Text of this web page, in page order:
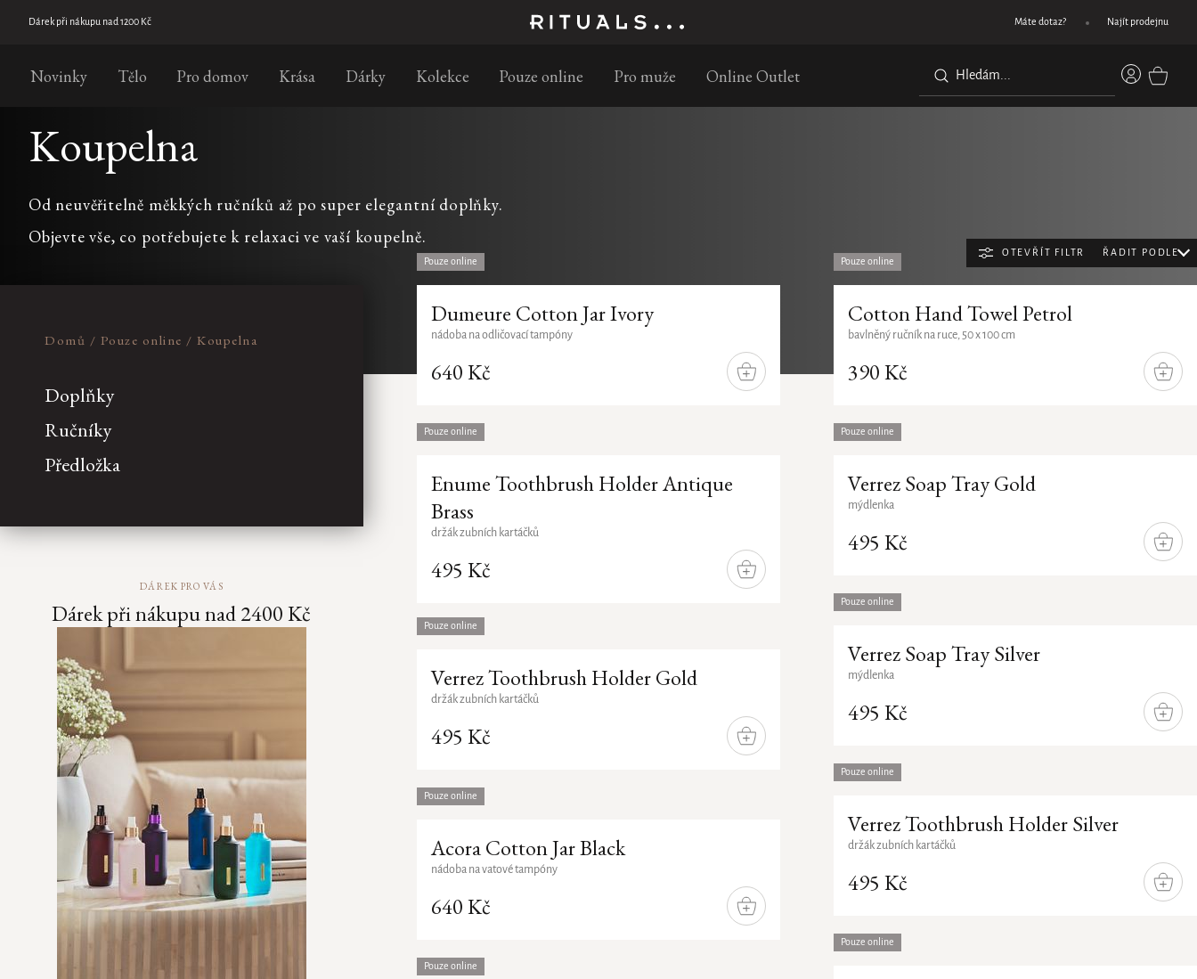
CENA
Kč
Na
skladě
Pouze
Dárek při nákupu nad 1200 Kč Doprava zdarma již od 699 Kč Objednejte do 11:30 a doručíme následující
Máte dotaz? Najít prodejnu
Novinky Tělo Pro domov Krása Dárky Kolekce Pouze online Pro muže Online Outlet
Koupelna
Od neuvěřitelně měkkých ručníků až po super elegantní doplňky.
Objevte vše, co potřebujete k relaxaci ve vaší koupelně.
OTEVŘÍT FILTR ŘADIT PODLE
Řazení
produktů
Domů / Pouze online / Koupelna
Doplňky
Ručníky
Předložka
DÁREK PRO VÁS
Dárek při nákupu nad 2400 Kč
Pouze online
Dumeure Cotton Jar Ivory
640 Kč
DO
KOŠÍKU
nádoba na odličovací tampóny
Pouze online
Cotton Hand Towel Petrol
390 Kč
DO
bavlněný ručník na ruce, 50 x 100 cm
Pouze online
Enume Toothbrush Holder Antique
Brass
495 Kč
DO
KOŠÍKU
držák zubních kartáčků
Pouze online
Verrez Soap Tray Gold
495 Kč
DO
mýdlenka
Pouze online
Verrez Soap Tray Silver
495 Kč
DO
mýdlenka
Pouze online
Verrez Toothbrush Holder Gold
495 Kč
DO
KOŠÍKU
držák zubních kartáčků
Pouze online
Verrez Toothbrush Holder Silver
495 Kč
DO
držák zubních kartáčků
Pouze online
Acora Cotton Jar Black
640 Kč
DO
KOŠÍKU
nádoba na vatové tampóny
Pouze online
Pouze online